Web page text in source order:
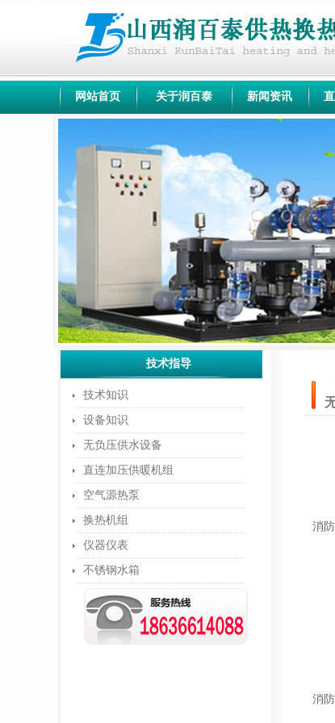
网站首页 关于润百泰 新闻资讯
>技术指导
技术知识
设备知识
无负压供水设备
直连加压供暖机组
空气源热泵
换热机组
仪器仪表
不锈钢水箱
消
消